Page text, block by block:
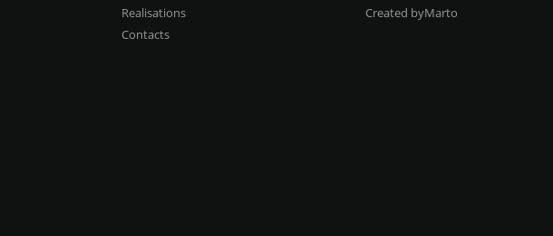
Realisations
Contacts
Created byMarto